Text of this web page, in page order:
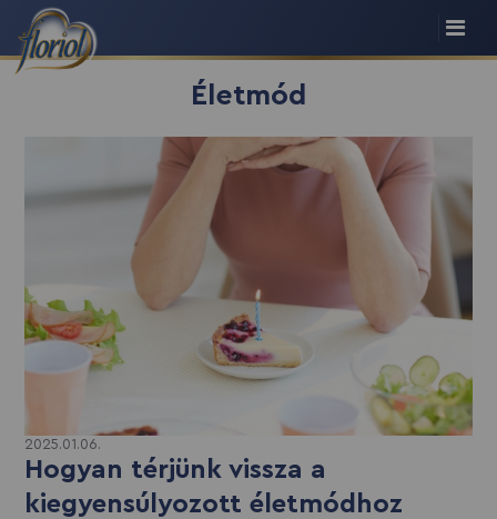
Életmód
2025.01.06.
Hogyan térjünk vissza a
kiegyensúlyozott életmódhoz